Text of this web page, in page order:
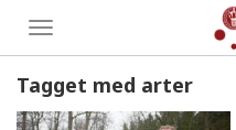
Toggle
menu
Tagget med arter